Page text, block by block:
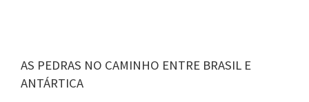
AS PEDRAS NO CAMINHO ENTRE BRASIL E
ANTÁRTICA